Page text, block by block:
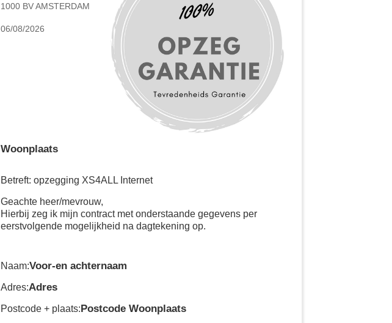
1000 BV AMSTERDAM
06/08/2026
Woonplaats
Betreft: opzegging XS4ALL Internet
Geachte heer/mevrouw,
Hierbij zeg ik mijn contract met onderstaande gegevens per
eerstvolgende mogelijkheid na dagtekening op.
Naam:Voor-en achternaam
Adres:Adres
Postcode + plaats:Postcode Woonplaats